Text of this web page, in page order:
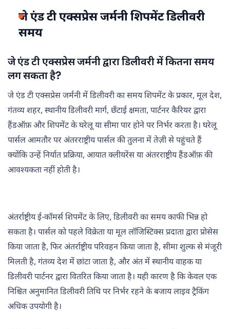
जे एंड टी एक्सप्रेस जर्मनी शिपमेंट डिलीवरी
समय
जे एंड टी एक्सप्रेस जर्मनी द्वारा डिलीवरी में कितना समय
लग सकता है?
जे एंड टी एक्सप्रेस जर्मनी में डिलीवरी का समय शिपमेंट के प्रकार, मूल देश,
गंतव्य शहर, स्थानीय डिलीवरी मार्ग, छँटाई क्षमता, पार्टनर कैरियर द्वारा
हैंडऑफ़ और शिपमेंट के घरेलू या सीमा पार होने पर निर्भर करता है। घरेलू
पार्सल आमतौर पर अंतरराष्ट्रीय पार्सल की तुलना में तेज़ी से पहुंचते हैं
क्योंकि उन्हें निर्यात प्रक्रिया, आयात क्लीयरेंस या अंतरराष्ट्रीय हैंडऑफ़ की
आवश्यकता नहीं होती है।
अंतर्राष्ट्रीय ई-कॉमर्स शिपमेंट के लिए, डिलीवरी का समय काफी भिन्न हो
सकता है। पार्सल को पहले विक्रेता या मूल लॉजिस्टिक्स प्रदाता द्वारा प्रोसेस
किया जाता है, फिर अंतर्राष्ट्रीय परिवहन किया जाता है, सीमा शुल्क से मंजूरी
मिलती है, गंतव्य देश में छांटा जाता है, और अंत में स्थानीय वाहक या
डिलीवरी पार्टनर द्वारा वितरित किया जाता है। यही कारण है कि केवल एक
निश्चित अनुमानित डिलीवरी तिथि पर निर्भर रहने के बजाय लाइव ट्रैकिंग
अधिक उपयोगी है।